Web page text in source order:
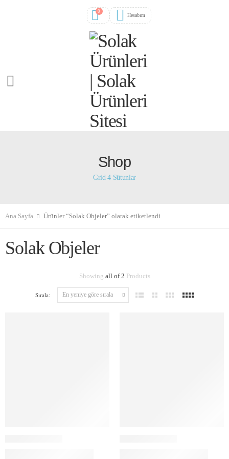
0
Hesabım
Shop
Grid 4 Sütunlar
Ana Sayfa Ürünler “Solak Objeler” olarak etiketlendi
Solak Objeler
Showing all of 2 Products
Sırala: